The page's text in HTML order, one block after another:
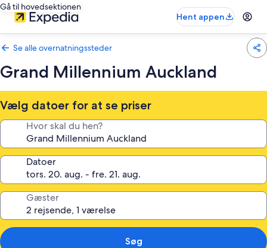
Gå til hovedsektionen
Hent appen
Se alle overnatningssteder
Grand Millennium Auckland
Vælg datoer for at se priser
Hvor skal du hen?
Datoer
Gæster
Søg